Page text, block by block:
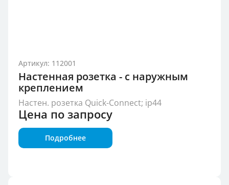
Артикул: 112001
Настенная розетка - с наружным
креплением
Настен. розетка Quick-Connect; ip44
Цена по запросу
Подробнее